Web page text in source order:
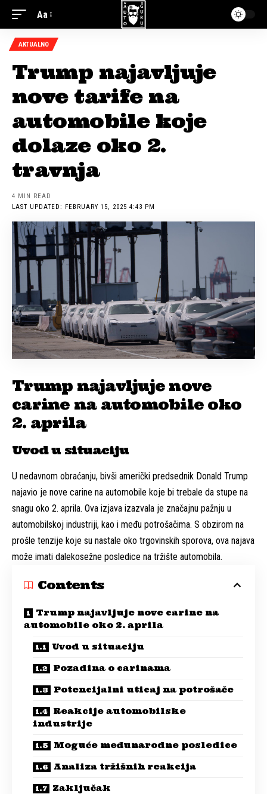
Aa
AKTUALNO
Trump najavljuje
nove tarife na
automobile koje
dolaze oko 2.
travnja
LAST UPDATED: FEBRUARY 15, 2025 4:43 PM
4 MIN READ
Trump najavljuje nove
carine na automobile oko
2. aprila
Uvod u situaciju
U nedavnom obraćanju, bivši američki predsednik Donald Trump
najavio je nove carine na automobile koje bi trebale da stupe na
snagu oko 2. aprila. Ova izjava izazvala je značajnu pažnju u
automobilskoj industriji, kao i među potrošačima. S obzirom na
prošle tenzije koje su nastale oko trgovinskih sporova, ova najava
može imati dalekosežne posledice na tržište automobila.
Contents
Trump najavljuje nove carine na
automobile oko 2. aprila
Uvod u situaciju
Pozadina o carinama
Potencijalni uticaj na potrošače
Reakcije automobilske
industrije
Moguće međunarodne posledice
Analiza tržišnih reakcija
Zaključak